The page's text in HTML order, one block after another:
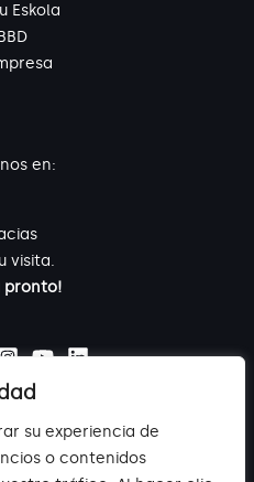
su experiencia de
o contenidos
Eskola
en:
visita.
pronto!